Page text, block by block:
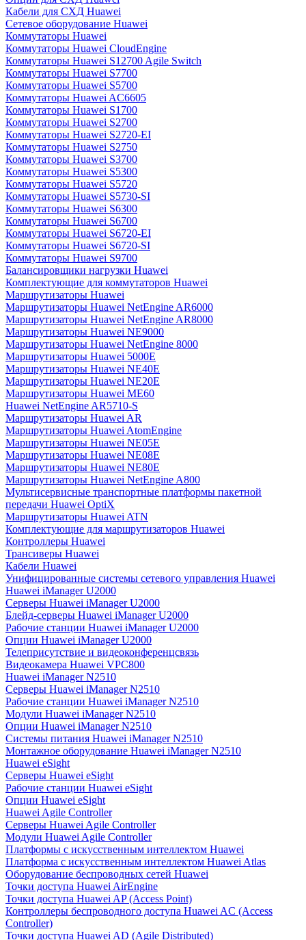
Кабели для СХД Huawei
Сетевое оборудование Huawei
Коммутаторы Huawei
Коммутаторы Huawei CloudEngine
Коммутаторы Huawei S12700 Agile Switch
Коммутаторы Huawei S7700
Коммутаторы Huawei S5700
Коммутаторы Huawei AC6605
Коммутаторы Huawei S1700
Коммутаторы Huawei S2700
Коммутаторы Huawei S2720-EI
Коммутаторы Huawei S2750
Коммутаторы Huawei S3700
Коммутаторы Huawei S5300
Коммутаторы Huawei S5720
Коммутаторы Huawei S5730-SI
Коммутаторы Huawei S6300
Коммутаторы Huawei S6700
Коммутаторы Huawei S6720-EI
Коммутаторы Huawei S6720-SI
Коммутаторы Huawei S9700
Балансировщики нагрузки Huawei
Комплектующие для коммутаторов Huawei
Маршрутизаторы Huawei
Маршрутизаторы Huawei NetEngine AR6000
Маршрутизаторы Huawei NetEngine AR8000
Маршрутизаторы Huawei NE9000
Маршрутизаторы Huawei NetEngine 8000
Маршрутизаторы Huawei 5000E
Маршрутизаторы Huawei NE40E
Маршрутизаторы Huawei NE20E
Маршрутизаторы Huawei ME60
Huawei NetEngine AR5710-S
Маршрутизаторы Huawei AR
Маршрутизаторы Huawei AtomEngine
Маршрутизаторы Huawei NE05E
Маршрутизаторы Huawei NE08E
Маршрутизаторы Huawei NE80E
Маршрутизаторы Huawei NetEngine A800
Мультисервисные транспортные платформы пакетной
передачи Huawei OptiX
Маршрутизаторы Huawei ATN
Комплектующие для маршрутизаторов Huawei
Контроллеры Huawei
Трансиверы Huawei
Кабели Huawei
Унифицированные системы сетевого управления Huawei
Huawei iManager U2000
Серверы Huawei iManager U2000
Блейд-серверы Huawei iManager U2000
Рабочие станции Huawei iManager U2000
Опции Huawei iManager U2000
Телеприсутствие и видеоконференцсвязь
Видеокамера Huawei VPC800
Huawei iManager N2510
Серверы Huawei iManager N2510
Рабочие станции Huawei iManager N2510
Модули Huawei iManager N2510
Опции Huawei iManager N2510
Системы питания Huawei iManager N2510
Монтажное оборудование Huawei iManager N2510
Huawei eSight
Серверы Huawei eSight
Рабочие станции Huawei eSight
Опции Huawei eSight
Huawei Agile Controller
Серверы Huawei Agile Controller
Модули Huawei Agile Controller
Платформы с искусственным интеллектом Huawei
Платформа с искусственным интеллектом Huawei Atlas
Оборудование беспроводных сетей Huawei
Точки доступа Huawei AirEngine
Точки доступа Huawei AP (Access Point)
Контроллеры беспроводного доступа Huawei AC (Access
Controller)
Точки доступа Huawei AD (Agile Distributed)